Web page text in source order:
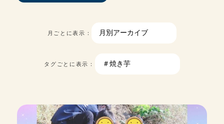
月ごとに表示：
タグごとに表示：